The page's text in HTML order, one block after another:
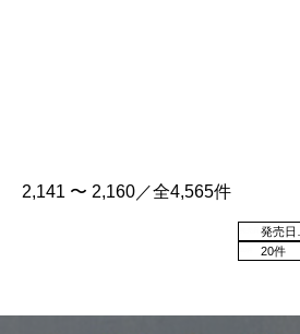
2,141 〜 2,160／全4,565件
20件